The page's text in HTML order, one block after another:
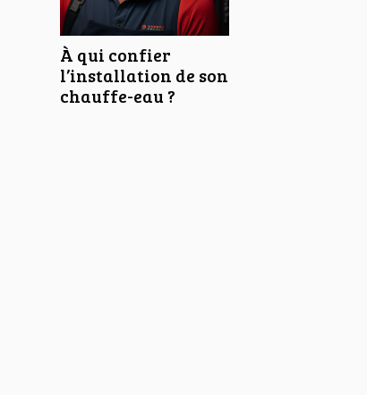
À qui confier
l’installation de son
chauffe-eau ?